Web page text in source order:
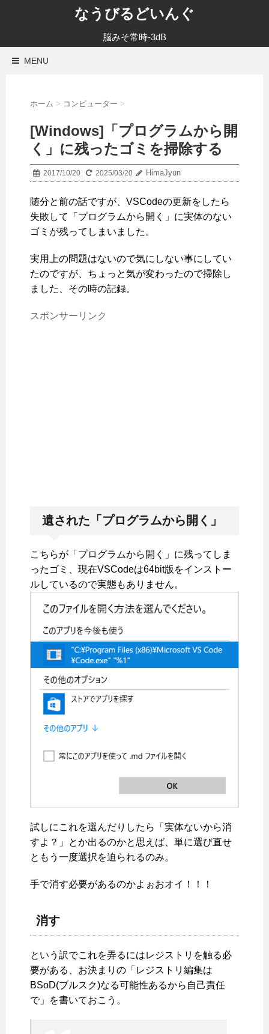
なうびるどいんぐ
脳みそ常時-3dB
MENU
ホーム > コンピューター >
[Windows]「プログラムから開
く」に残ったゴミを掃除する
2017/10/20 2025/03/20 HimaJyun
随分と前の話ですが、VSCodeの更新をしたら
失敗して「プログラムから開く」に実体のない
ゴミが残ってしまいました。
実用上の問題はないので気にしない事にしてい
たのですが、ちょっと気が変わったので掃除し
ました、その時の記録。
スポンサーリンク
遺された「プログラムから開く」
こちらが「プログラムから開く」に残ってしま
ったゴミ、現在VSCodeは64bit版をインストー
ルしているので実態もありません。
試しにこれを選んだりしたら「実体ないから消
すよ？」とか出るのかと思えば、単に選び直せ
ともう一度選択を迫られるのみ。
手で消す必要があるのかよぉおオイ！！！
消す
という訳でこれを弄るにはレジストリを触る必
要がある、お決まりの「レジストリ編集は
BSoD(ブルスク)なる可能性あるから自己責任
で」を書いておこう。